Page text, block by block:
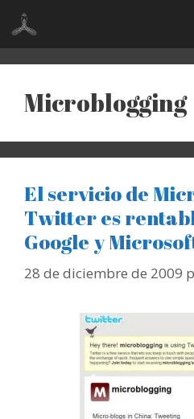
Saltar
contenido
Microblogging
El servicio de
Twitter es
Google y
28 de diciembre de 2009